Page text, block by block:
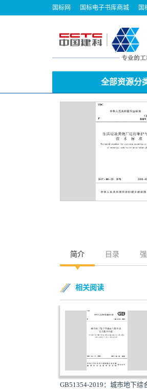
国标网 国标电子书库商城 国
全部资源分
简介 目录
相关阅读
GB51354-2019：城市地下综合